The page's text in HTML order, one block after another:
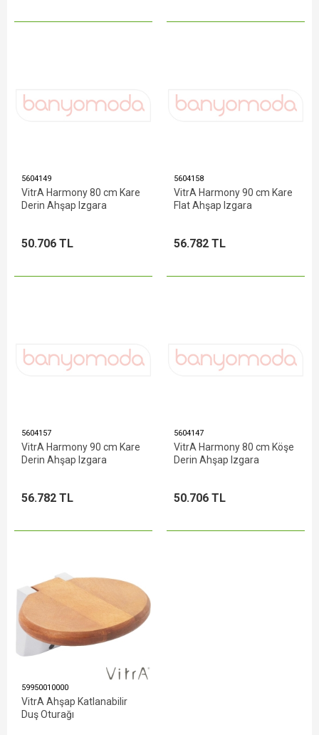
5604149
VitrA Harmony 80 cm Kare
Derin Ahşap Izgara
50.706 TL
5604158
VitrA Harmony 90 cm Kare
Flat Ahşap Izgara
56.782 TL
5604157
VitrA Harmony 90 cm Kare
Derin Ahşap Izgara
56.782 TL
5604147
VitrA Harmony 80 cm Köşe
Derin Ahşap Izgara
50.706 TL
59950010000
VitrA Ahşap Katlanabilir
Duş Oturağı